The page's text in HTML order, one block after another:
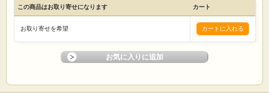
この商品はお取り寄せになります カート
お取り寄せを希望